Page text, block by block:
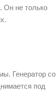
Он не только
Генератор со
под